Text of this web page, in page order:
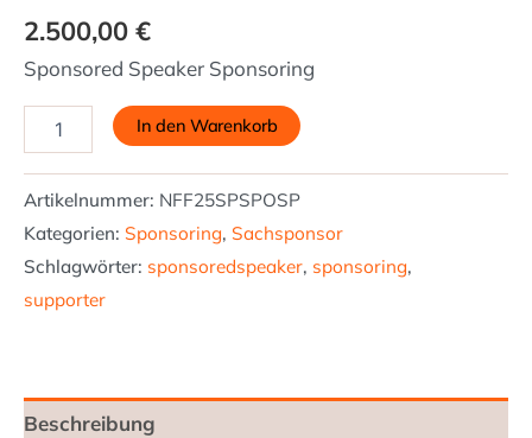
2.500,00 €
Sponsored Speaker Sponsoring
In den Warenkorb
Artikelnummer: NFF25SPSPOSP
Kategorien: Sponsoring, Sachsponsor
Schlagwörter: sponsoredspeaker, sponsoring,
supporter
Beschreibung